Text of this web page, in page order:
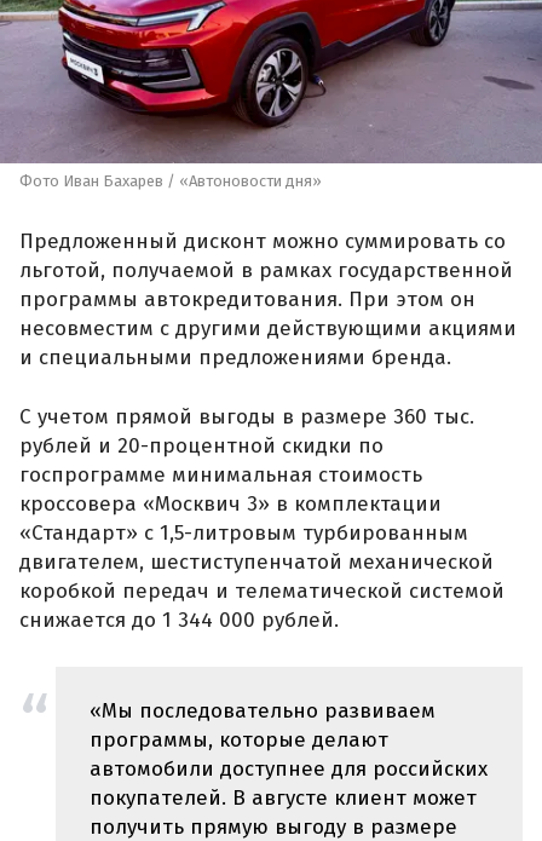
Фото Иван Бахарев / «Автоновости дня»
Предложенный дисконт можно суммировать со
льготой, получаемой в рамках государственной
программы автокредитования. При этом он
несовместим с другими действующими акциями
и специальными предложениями бренда.
С учетом прямой выгоды в размере 360 тыс.
рублей и 20-процентной скидки по
госпрограмме минимальная стоимость
кроссовера «Москвич 3» в комплектации
«Стандарт» с 1,5-литровым турбированным
двигателем, шестиступенчатой механической
коробкой передач и телематической системой
снижается до 1 344 000 рублей.
«Мы последовательно развиваем
программы, которые делают
автомобили доступнее для российских
покупателей. В августе клиент может
получить прямую выгоду в размере